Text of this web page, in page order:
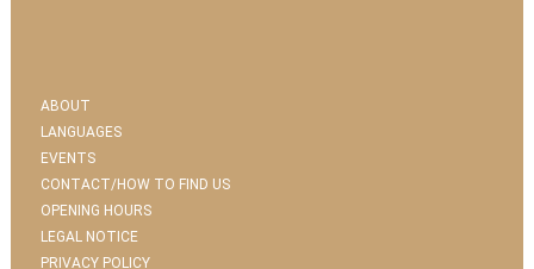
ABOUT
LANGUAGES
EVENTS
CONTACT/HOW TO FIND US
OPENING HOURS
LEGAL NOTICE
PRIVACY POLICY